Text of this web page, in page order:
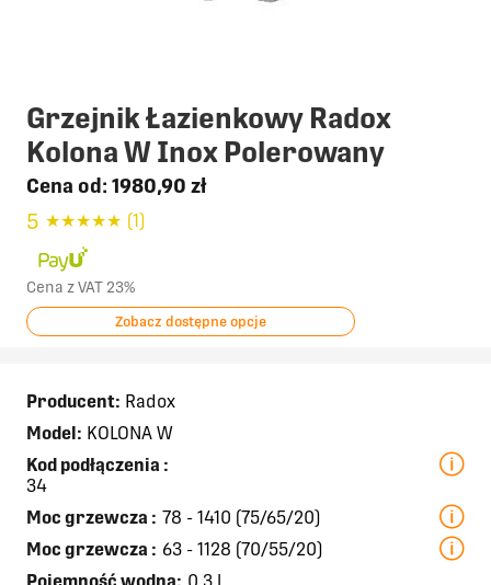
Grzejnik Łazienkowy Radox
Kolona W Inox Polerowany
Cena od: 1980,90 zł
5 ★★★★★ (1)
Cena z VAT 23%
Zobacz dostępne opcje
Producent: Radox
Model: KOLONA W
Kod podłączenia :
34
Moc grzewcza : 78 - 1410 (75/65/20)
Moc grzewcza : 63 - 1128 (70/55/20)
Pojemność wodna: 0.3 l